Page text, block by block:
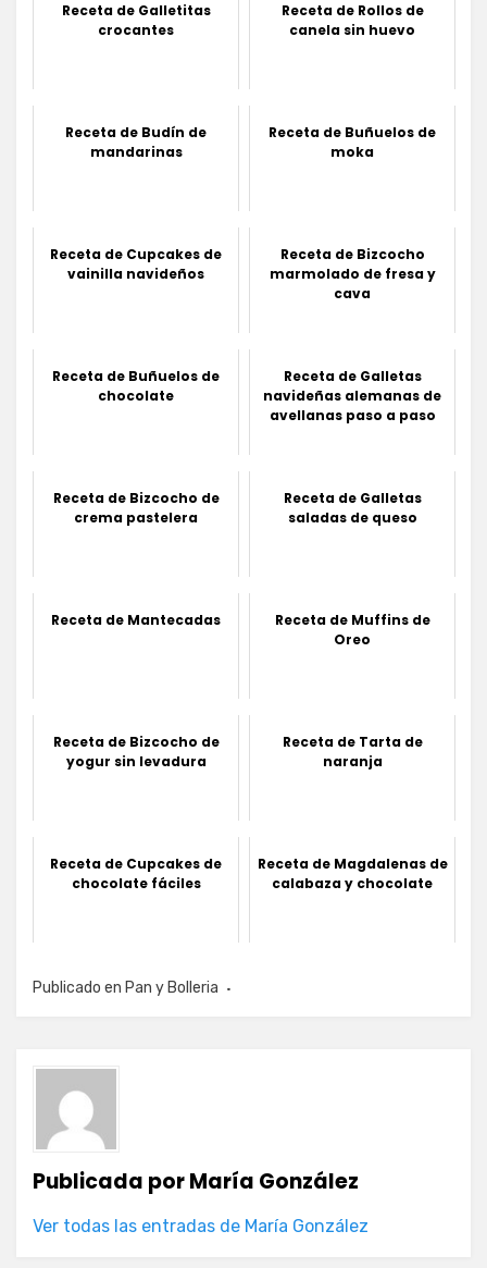
Receta de Galletitas
crocantes
Receta de Rollos de
canela sin huevo
Receta de Budín de
mandarinas
Receta de Buñuelos de
moka
Receta de Cupcakes de
vainilla navideños
Receta de Bizcocho
marmolado de fresa y
cava
Receta de Buñuelos de
chocolate
Receta de Galletas
navideñas alemanas de
avellanas paso a paso
Receta de Bizcocho de
crema pastelera
Receta de Galletas
saladas de queso
Receta de Mantecadas
Receta de Muffins de
Oreo
Receta de Bizcocho de
yogur sin levadura
Receta de Tarta de
naranja
Receta de Cupcakes de
chocolate fáciles
Receta de Magdalenas de
calabaza y chocolate
Publicado en Pan y Bolleria
Publicada porMaría González
Ver todas las entradas de María González